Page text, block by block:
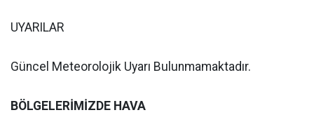
UYARILAR
Güncel Meteorolojik Uyarı Bulunmamaktadır.
BÖLGELERİMİZDE HAVA